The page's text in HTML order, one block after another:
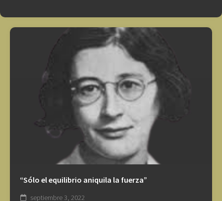
“Sólo el equilibrio aniquila la fuerza”
septiembre 3, 2022